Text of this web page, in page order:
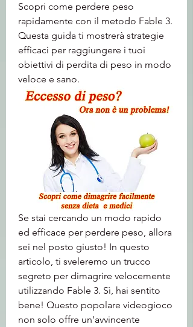
Scopri come perdere peso
rapidamente con il metodo Fable 3.
Questa guida ti mostrerà strategie
efficaci per raggiungere i tuoi
obiettivi di perdita di peso in modo
veloce e sano.
Se stai cercando un modo rapido
ed efficace per perdere peso, allora
sei nel posto giusto! In questo
articolo, ti sveleremo un trucco
segreto per dimagrire velocemente
utilizzando Fable 3. Sì, hai sentito
bene! Questo popolare videogioco
non solo offre un'avvincente